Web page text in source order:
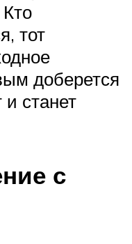
тот
доберется
станет
с